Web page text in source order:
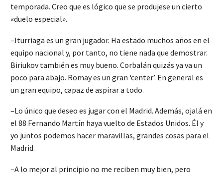
temporada. Creo que es lógico que se produjese un cierto
«duelo especial».
–Iturriaga es un gran jugador. Ha estado muchos años en el
equipo nacional y, por tanto, no tiene nada que demostrar.
Biriukov también es muy bueno. Corbalán quizás ya va un
poco para abajo. Romay es un gran ‘center’. En general es
un gran equipo, capaz de aspirar a todo.
–Lo único que deseo es jugar con el Madrid. Además, ojalá en
el 88 Fernando Martín haya vuelto de Estados Unidos. Él y
yo juntos podemos hacer maravillas, grandes cosas para el
Madrid.
–A lo mejor al principio no me reciben muy bien, pero